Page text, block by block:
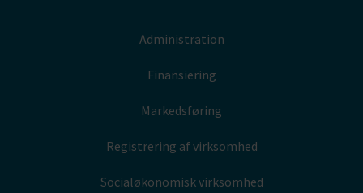
Administration
Finansiering
Markedsføring
Registrering af virksomhed
Socialøkonomisk virksomhed